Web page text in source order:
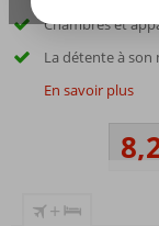
Chambres et
La détente à son
En savoir plus
+